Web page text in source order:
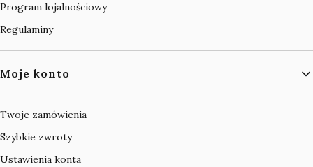
Program lojalnościowy
Regulaminy
Moje konto
Twoje zamówienia
Szybkie zwroty
Ustawienia konta